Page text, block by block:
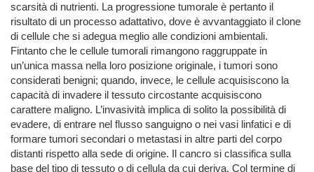
scarsità di nutrienti. La progressione tumorale è pertanto il
risultato di un processo adattativo, dove è avvantaggiato il clone
di cellule che si adegua meglio alle condizioni ambientali.
Fintanto che le cellule tumorali rimangono raggruppate in
un’unica massa nella loro posizione originale, i tumori sono
considerati benigni; quando, invece, le cellule acquisiscono la
capacità di invadere il tessuto circostante acquisiscono
carattere maligno. L’invasività implica di solito la possibilità di
evadere, di entrare nel flusso sanguigno o nei vasi linfatici e di
formare tumori secondari o metastasi in altre parti del corpo
distanti rispetto alla sede di origine. Il cancro si classifica sulla
base del tipo di tessuto o di cellula da cui deriva. Col termine di